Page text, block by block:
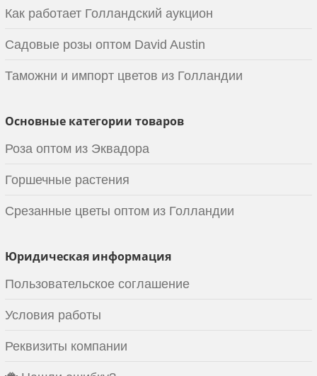
Как работает Голландский аукцион
Садовые розы оптом David Austin
Таможни и импорт цветов из Голландии
Основные категории товаров
Роза оптом из Эквадора
Горшечные растения
Срезанные цветы оптом из Голландии
Юридическая информация
Пользовательское соглашение
Условия работы
Реквизиты компании